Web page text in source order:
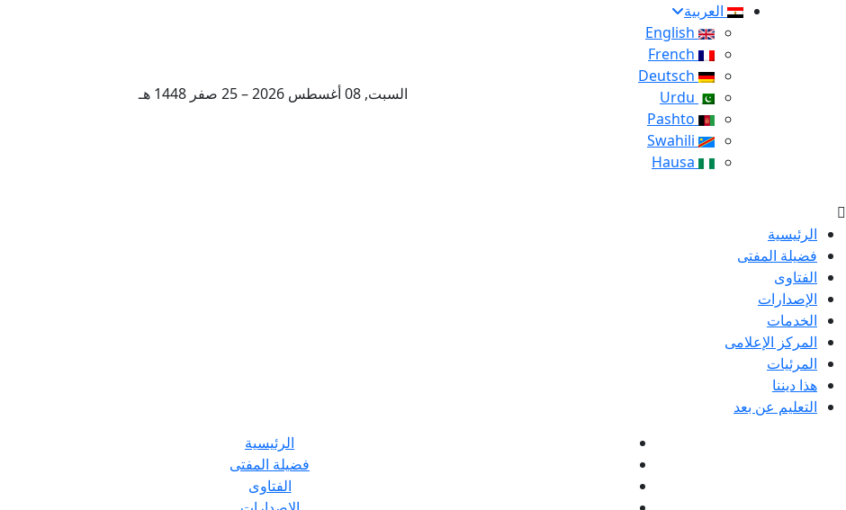
العربية
السبت, 08 أغسطس 2026 – 25 صفر 1448 هـ
الرئيسية
فضيلة المفتى
الفتاوى
الإصدارات
الخدمات
المركز الإعلامى
المرئيات
هذا ديننا
التعليم عن بعد
الرئيسية
فضيلة المفتى
الفتاوى